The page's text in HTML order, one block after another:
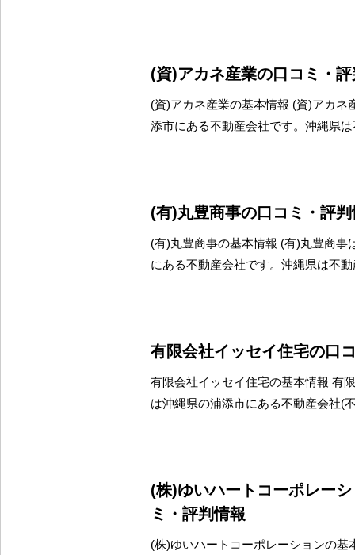
(資)アカネ産業の口コミ・
(資)アカネ産業の基本情報 (資)アカネ
添市にある不動産会社です。沖縄県
(有)丸豊商事の口コミ・評
(有)丸豊商事の基本情報 (有)丸豊商事
にある不動産会社です。沖縄県は不
有限会社イッセイ住宅の口
有限会社イッセイ住宅の基本情報 有
は沖縄県の浦添市にある不動産会社(
(株)ゆいハートコーポレー
ミ・評判情報
(株)ゆいハートコーポレーションの基